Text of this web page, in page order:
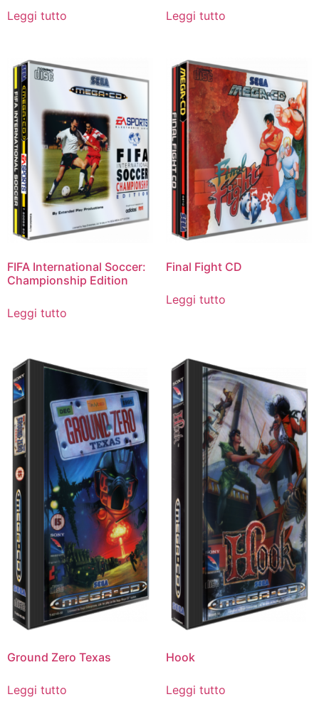
Leggi tutto Leggi tutto
FIFA International Soccer:
Championship Edition
Leggi tutto
Final Fight CD
Leggi tutto
Ground Zero Texas
Leggi tutto
Hook
Leggi tutto